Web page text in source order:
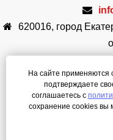
620016, город
Режим
На сайте применяются
подтверждаете
соглашаетесь с
сохранение cookies вы